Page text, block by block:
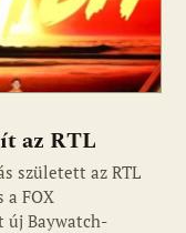
az RTL
született az RTL
a FOX
új Baywatch-